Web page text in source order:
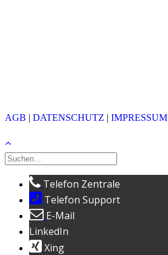
AGB | DATENSCHUTZ | IMPRESSUM
Telefon Zentrale
Telefon Support
E-Mail
LinkedIn
Xing